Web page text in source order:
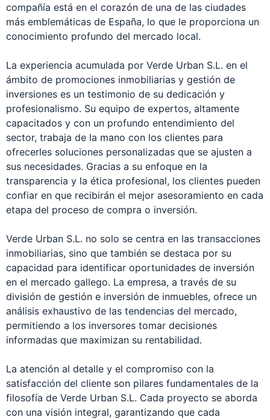
compañía está en el corazón de una de las ciudades
más emblemáticas de España, lo que le proporciona un
conocimiento profundo del mercado local.
La experiencia acumulada por Verde Urban S.L. en el
ámbito de promociones inmobiliarias y gestión de
inversiones es un testimonio de su dedicación y
profesionalismo. Su equipo de expertos, altamente
capacitados y con un profundo entendimiento del
sector, trabaja de la mano con los clientes para
ofrecerles soluciones personalizadas que se ajusten a
sus necesidades. Gracias a su enfoque en la
transparencia y la ética profesional, los clientes pueden
confiar en que recibirán el mejor asesoramiento en cada
etapa del proceso de compra o inversión.
Verde Urban S.L. no solo se centra en las transacciones
inmobiliarias, sino que también se destaca por su
capacidad para identificar oportunidades de inversión
en el mercado gallego. La empresa, a través de su
división de gestión e inversión de inmuebles, ofrece un
análisis exhaustivo de las tendencias del mercado,
permitiendo a los inversores tomar decisiones
informadas que maximizan su rentabilidad.
La atención al detalle y el compromiso con la
satisfacción del cliente son pilares fundamentales de la
filosofía de Verde Urban S.L. Cada proyecto se aborda
con una visión integral, garantizando que cada